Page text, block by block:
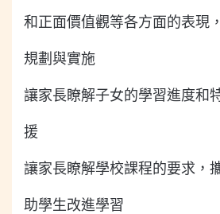
和正面價值觀等各方面的表現
規劃與實施
讓家長瞭解子女的學習進度和
援
讓家長瞭解學校課程的要求，
助學生改進學習